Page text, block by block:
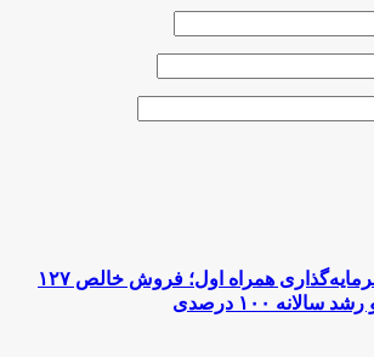
دیجی‌کالا در کانون سرمایه‌گذاری همراه اول؛ فروش خالص ۱۲۷
۱۰۰ درصدی